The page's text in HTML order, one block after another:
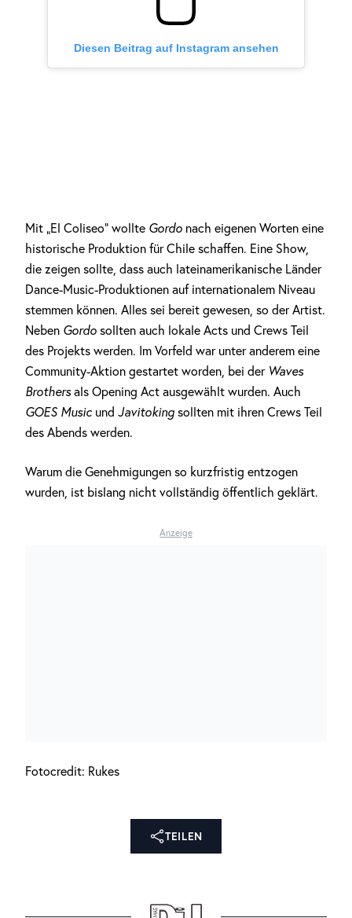
Diesen Beitrag auf Instagram ansehen
Mit „El Coliseo“ wollte Gordo nach eigenen Worten eine
historische Produktion für Chile schaffen. Eine Show,
die zeigen sollte, dass auch lateinamerikanische Länder
Dance-Music-Produktionen auf internationalem Niveau
stemmen können. Alles sei bereit gewesen, so der Artist.
Neben Gordo sollten auch lokale Acts und Crews Teil
des Projekts werden. Im Vorfeld war unter anderem eine
Community-Aktion gestartet worden, bei der Waves
Brothersals Opening Act ausgewählt wurden. Auch
GOES Music und Javitoking sollten mit ihren Crews Teil
des Abends werden.
Warum die Genehmigungen so kurzfristig entzogen
wurden, ist bislang nicht vollständig öffentlich geklärt.
Anzeige
Fotocredit: Rukes
TEILEN